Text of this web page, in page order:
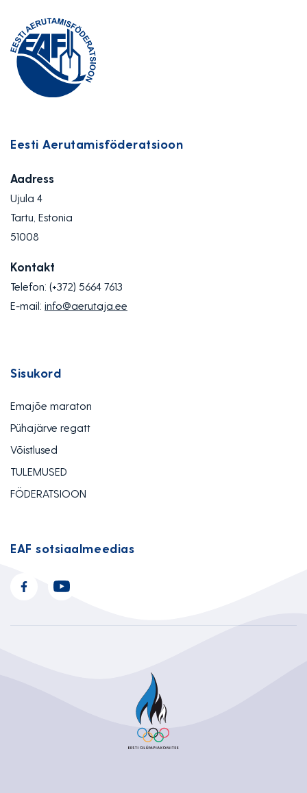
Eesti Aerutamisföderatsioon
Aadress
Ujula 4
Tartu, Estonia
51008
Kontakt
Telefon: (+372) 5664 7613
E-mail: info@aerutaja.ee
Sisukord
Emajõe maraton
Pühajärve regatt
Võistlused
TULEMUSED
FÖDERATSIOON
EAF sotsiaalmeedias